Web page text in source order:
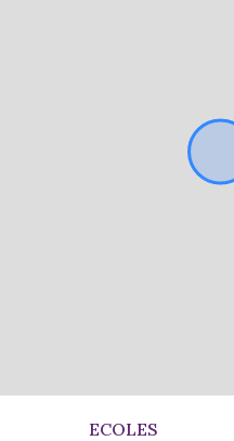
ECOLES